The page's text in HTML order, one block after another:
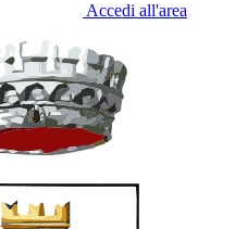
Accedi all'area